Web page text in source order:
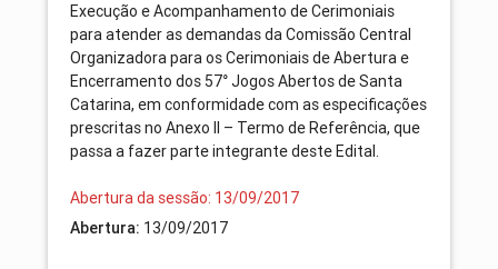
Execução e Acompanhamento de Cerimoniais
para atender as demandas da Comissão Central
Organizadora para os Cerimoniais de Abertura e
Encerramento dos 57° Jogos Abertos de Santa
Catarina, em conformidade com as especificações
prescritas no Anexo II – Termo de Referência, que
passa a fazer parte integrante deste Edital.
Abertura da sessão: 13/09/2017
Abertura: 13/09/2017